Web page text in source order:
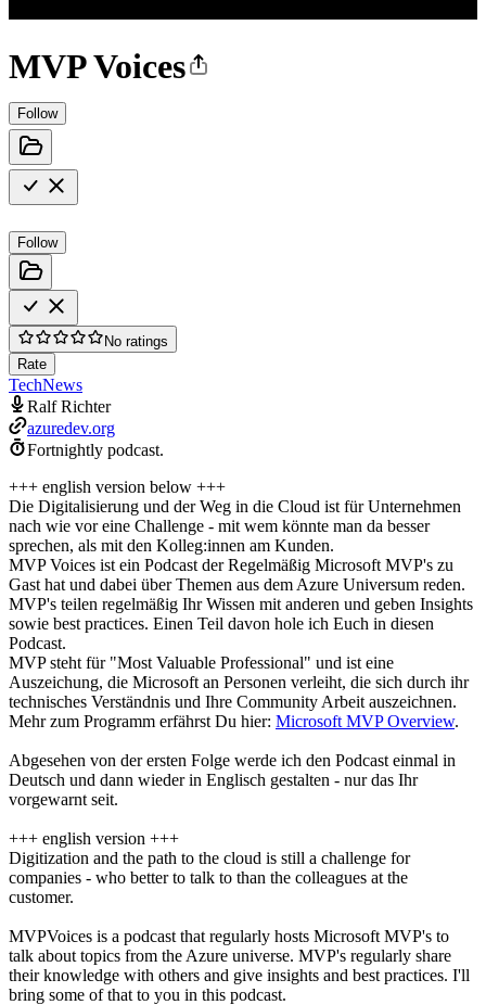
MVP Voices
Follow
Follow
No ratings
Rate
TechNews
Ralf Richter
azuredev.org
Fortnightly podcast.
+++ english version below +++
Die Digitalisierung und der Weg in die Cloud ist für Unternehmen
nach wie vor eine Challenge - mit wem könnte man da besser
sprechen, als mit den Kolleg:innen am Kunden.
MVP Voices ist ein Podcast der Regelmäßig Microsoft MVP's zu
Gast hat und dabei über Themen aus dem Azure Universum reden.
MVP's teilen regelmäßig Ihr Wissen mit anderen und geben Insights
sowie best practices. Einen Teil davon hole ich Euch in diesen
Podcast.
MVP steht für "Most Valuable Professional" und ist eine
Auszeichung, die Microsoft an Personen verleiht, die sich durch ihr
technisches Verständnis und Ihre Community Arbeit auszeichnen.
Mehr zum Programm erfährst Du hier: Microsoft MVP Overview.
Abgesehen von der ersten Folge werde ich den Podcast einmal in
Deutsch und dann wieder in Englisch gestalten - nur das Ihr
vorgewarnt seit.
+++ english version +++
Digitization and the path to the cloud is still a challenge for
companies - who better to talk to than the colleagues at the
customer.
MVPVoices is a podcast that regularly hosts Microsoft MVP's to
talk about topics from the Azure universe. MVP's regularly share
their knowledge with others and give insights and best practices. I'll
bring some of that to you in this podcast.